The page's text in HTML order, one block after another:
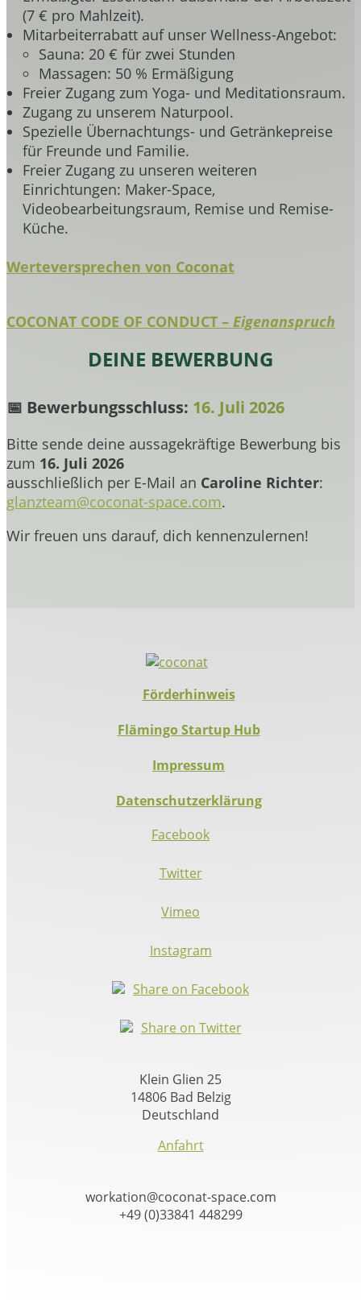
(7 € pro Mahlzeit).
Mitarbeiterrabatt auf unser Wellness-Angebot:
Sauna: 20 € für zwei Stunden
Massagen: 50 % Ermäßigung
Freier Zugang zum Yoga- und Meditationsraum.
Zugang zu unserem Naturpool.
Spezielle Übernachtungs- und Getränkepreise
für Freunde und Familie.
Freier Zugang zu unseren weiteren
Einrichtungen: Maker-Space,
Videobearbeitungsraum, Remise und Remise-
Küche.
Werteversprechen von Coconat
COCONAT CODE OF CONDUCT – Eigenanspruch
DEINE BEWERBUNG
📅 Bewerbungsschluss: 16. Juli 2026
Bitte sende deine aussagekräftige Bewerbung bis
zum 16. Juli 2026
ausschließlich per E-Mail an Caroline Richter:
glanzteam@coconat-space.com.
Wir freuen uns darauf, dich kennenzulernen!
Förderhinweis
Flämingo Startup Hub
Impressum
Datenschutzerklärung
Facebook
Twitter
Vimeo
Instagram
Share on Facebook
Share on Twitter
Klein Glien 25
14806 Bad Belzig
Deutschland
Anfahrt
workation@coconat-space.com
+49 (0)33841 448299